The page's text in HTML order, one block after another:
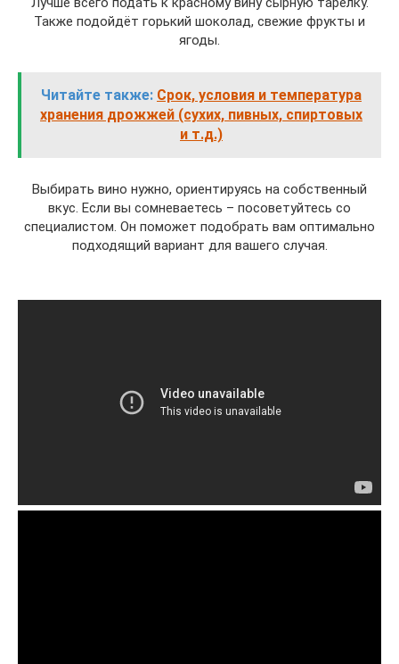
Также подойдёт горький шоколад, свежие фрукты и
ягоды.
Читайте также: Срок, условия и температура
хранения дрожжей (сухих, пивных, спиртовых
и т.д.)
Выбирать вино нужно, ориентируясь на собственный
вкус. Если вы сомневаетесь – посоветуйтесь со
специалистом. Он поможет подобрать вам оптимально
подходящий вариант для вашего случая.